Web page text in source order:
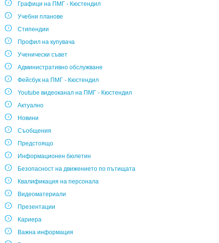
Графици на ПМГ - Кюстендил
Учебни планове
Стипендии
Профил на купувача
Ученически съвет
Административно обслужване
Фейсбук на ПМГ - Кюстендил
Youtube видеоканал на ПМГ - Кюстендил
Актуално
Новини
Съобщения
Предстоящо
Информационен бюлетин
Безопасност на движението по пътищата
Квалификация на персонала
Видеоматериали
Презентации
Кариера
Важна информация